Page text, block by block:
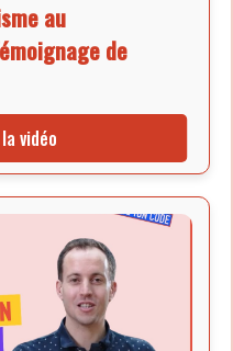
au
de
au développement
vidéo